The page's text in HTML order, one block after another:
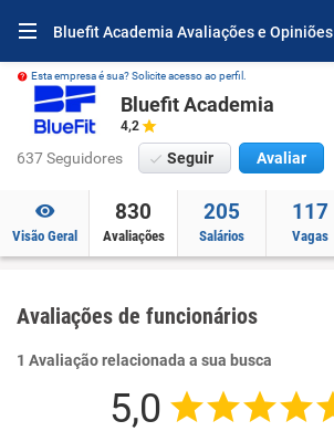
Bluefit Academia Avaliações e Opiniões
Esta empresa é sua? Solicite acesso ao perfil.
Bluefit Academia
4,2
637 Seguidores Seguir Avaliar
Visão Geral
830
Avaliações
205
Salários
117
Vagas
Avaliações de funcionários
1 Avaliação relacionada a sua busca
5,0